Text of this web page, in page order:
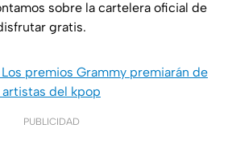
sobre la cartelera oficial de
gratis.
Los premios Grammy premiarán de
artistas del kpop
PUBLICIDAD